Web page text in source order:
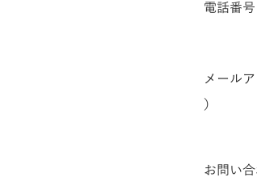
電話番号
メール
）
お問い